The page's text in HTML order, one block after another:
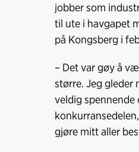
jobber som
til ute i havgapet
på Kongsberg i
– Det var gøy å
større. Jeg gleder
veldig spennende
gjøre mitt aller